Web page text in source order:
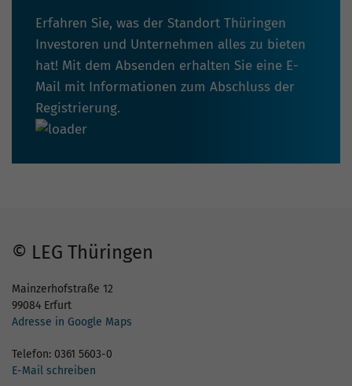
Erfahren Sie, was der Standort Thüringen
Investoren und Unternehmen alles zu bieten
hat! Mit dem Absenden erhalten Sie eine E-
Mail mit Informationen zum Abschluss der
Registrierung.
© LEG Thüringen
Mainzerhofstraße 12
99084 Erfurt
Adresse in Google Maps
Telefon: 0361 5603-0
E-Mail schreiben